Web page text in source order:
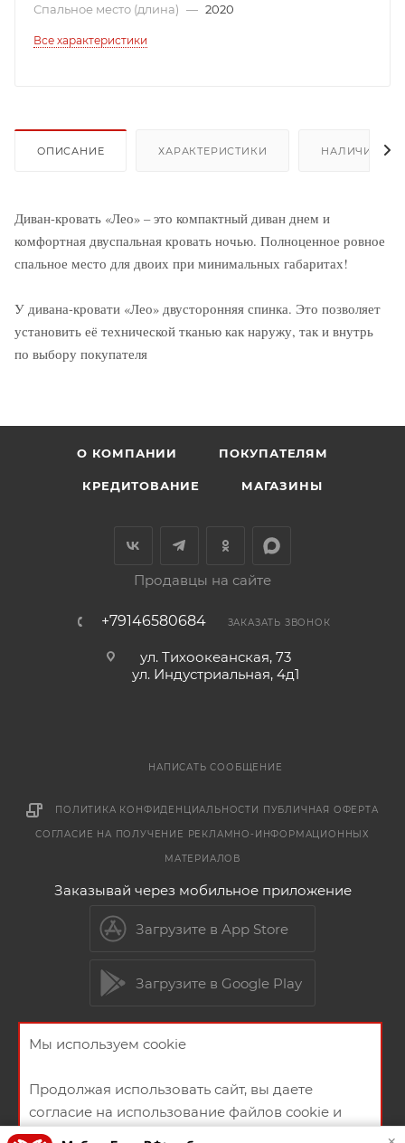
Спальное место (длина) — 2020
Все характеристики
ОПИСАНИЕ ХАРАКТЕРИСТИКИ НАЛИЧИЕ
Диван-кровать «Лео» – это компактный диван днем и
комфортная двуспальная кровать ночью. Полноценное ровное
спальное место для двоих при минимальных габаритах!
У дивана-кровати «Лео» двусторонняя спинка. Это позволяет
установить её технической тканью как наружу, так и внутрь
по выбору покупателя
О КОМПАНИИ ПОКУПАТЕЛЯМ
КРЕДИТОВАНИЕ МАГАЗИНЫ
Продавцы на сайте
+79146580684 ЗАКАЗАТЬ ЗВОНОК
ул. Тихоокеанская, 73
ул. Индустриальная, 4д1
НАПИСАТЬ СООБЩЕНИЕ
ПОЛИТИКА КОНФИДЕНЦИАЛЬНОСТИ ПУБЛИЧНАЯ ОФЕРТА
СОГЛАСИЕ НА ПОЛУЧЕНИЕ РЕКЛАМНО-ИНФОРМАЦИОННЫХ
МАТЕРИАЛОВ
Заказывай через мобильное приложение
Загрузите в App Store
Загрузите в Google Play
Мы используем cookie
Продолжая использовать сайт, вы даете
согласие на использование файлов cookie и
политикой конфиденциальности